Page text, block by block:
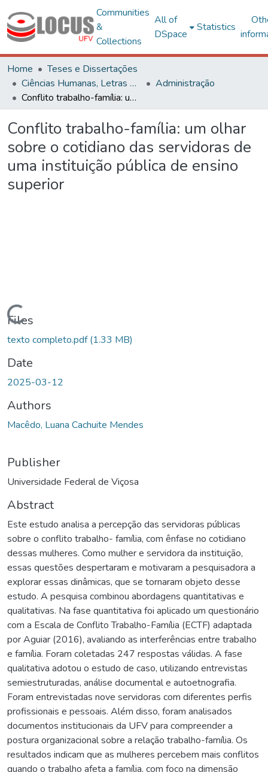
Communities
&
Collections
All of
DSpace
Statistics
Home
Teses e Dissertações
Ciências Humanas, Letras e Artes
Administração
Conflito trabalho-família: um olhar sobre o cotidiano das servidoras de uma instituição pública de ensino superior
Conflito trabalho-família: um olhar
sobre o cotidiano das servidoras de
uma instituição pública de ensino
superior
Files
texto completo.pdf(1.33 MB)
Date
2025-03-12
Authors
Macêdo, Luana Cachuite Mendes
Publisher
Universidade Federal de Viçosa
Abstract
Este estudo analisa a percepção das servidoras públicas
sobre o conflito trabalho- família, com ênfase no cotidiano
dessas mulheres. Como mulher e servidora da instituição,
essas questões despertaram e motivaram a pesquisadora a
explorar essas dinâmicas, que se tornaram objeto desse
estudo. A pesquisa combinou abordagens quantitativas e
qualitativas. Na fase quantitativa foi aplicado um questionário
com a Escala de Conflito Trabalho-Família (ECTF) adaptada
por Aguiar (2016), avaliando as interferências entre trabalho
e família. Foram coletadas 247 respostas válidas. A fase
qualitativa adotou o estudo de caso, utilizando entrevistas
semiestruturadas, análise documental e autoetnografia.
Foram entrevistadas nove servidoras com diferentes perfis
profissionais e pessoais. Além disso, foram analisados
documentos institucionais da UFV para compreender a
postura organizacional sobre a relação trabalho-família. Os
resultados indicam que as mulheres percebem mais conflitos
quando o trabalho afeta a família, com foco na dimensão